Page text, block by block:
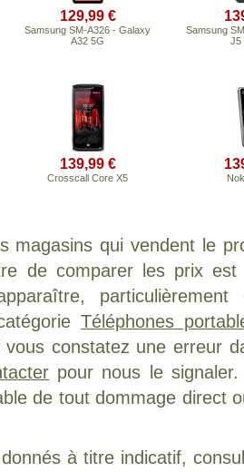
129,99 €
Samsung SM-A326 - Galaxy
A32 5G
Samsung
J5
139,99 €
Crosscall Core X5
magasins qui vendent le
de comparer les prix
Téléphones
constatez une erreur
pour nous le
de tout dommage direct
à titre indicatif,